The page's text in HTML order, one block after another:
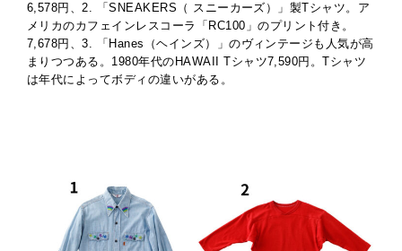
6,578円、2. 「SNEAKERS（ スニーカーズ）」製Tシャツ。ア
メリカのカフェインレスコーラ「RC100」のプリント付き。
7,678円、3. 「Hanes（ヘインズ）」のヴィンテージも人気が高
まりつつある。1980年代のHAWAII Tシャツ7,590円。Tシャツ
は年代によってボディの違いがある。